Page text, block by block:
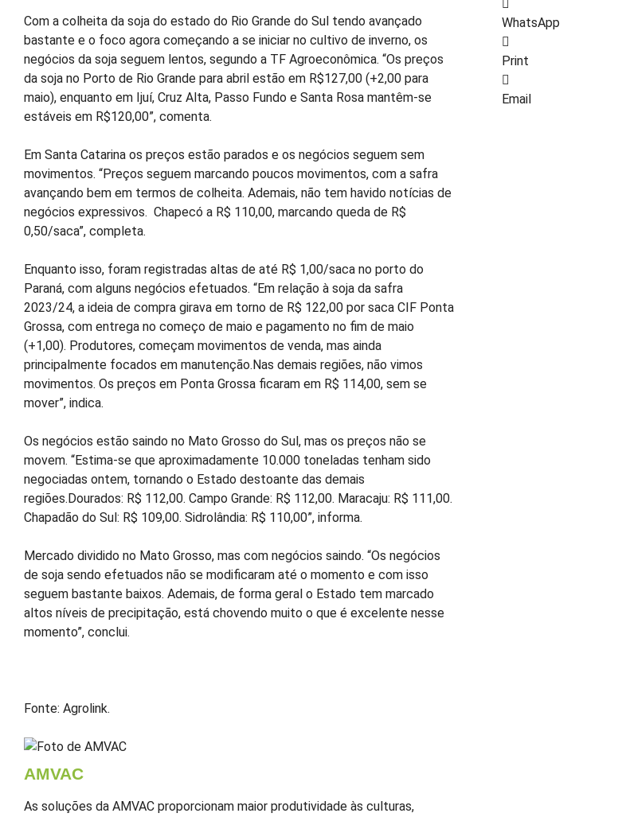
Com a colheita da soja do estado do Rio Grande do Sul tendo avançado
bastante e o foco agora começando a se iniciar no cultivo de inverno, os
negócios da soja seguem lentos, segundo a TF Agroeconômica. “Os preços
da soja no Porto de Rio Grande para abril estão em R$127,00 (+2,00 para
maio), enquanto em Ijuí, Cruz Alta, Passo Fundo e Santa Rosa mantêm-se
estáveis em R$120,00”, comenta.
Em Santa Catarina os preços estão parados e os negócios seguem sem
movimentos. “Preços seguem marcando poucos movimentos, com a safra
avançando bem em termos de colheita. Ademais, não tem havido notícias de
negócios expressivos. Chapecó a R$ 110,00, marcando queda de R$
0,50/saca”, completa.
Enquanto isso, foram registradas altas de até R$ 1,00/saca no porto do
Paraná, com alguns negócios efetuados. “Em relação à soja da safra
2023/24, a ideia de compra girava em torno de R$ 122,00 por saca CIF Ponta
Grossa, com entrega no começo de maio e pagamento no fim de maio
(+1,00). Produtores, começam movimentos de venda, mas ainda
principalmente focados em manutenção.Nas demais regiões, não vimos
movimentos. Os preços em Ponta Grossa ficaram em R$ 114,00, sem se
mover”, indica.
Os negócios estão saindo no Mato Grosso do Sul, mas os preços não se
movem. “Estima-se que aproximadamente 10.000 toneladas tenham sido
negociadas ontem, tornando o Estado destoante das demais
regiões.Dourados: R$ 112,00. Campo Grande: R$ 112,00. Maracaju: R$ 111,00.
Chapadão do Sul: R$ 109,00. Sidrolândia: R$ 110,00”, informa.
Mercado dividido no Mato Grosso, mas com negócios saindo. “Os negócios
de soja sendo efetuados não se modificaram até o momento e com isso
seguem bastante baixos. Ademais, de forma geral o Estado tem marcado
altos níveis de precipitação, está chovendo muito o que é excelente nesse
momento”, conclui.
Fonte: Agrolink.
AMVAC
As soluções da AMVAC proporcionam maior produtividade às culturas,
WhatsApp
Print
Email